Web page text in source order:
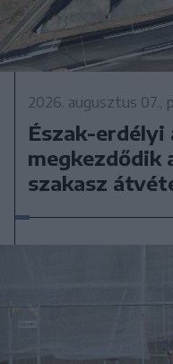
2026. augusztus 07.,
Észak-erdélyi
megkezdődik
szakasz